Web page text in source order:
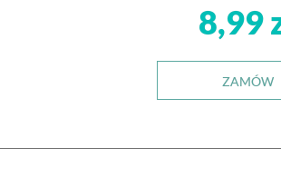
8,99
ZAMÓW